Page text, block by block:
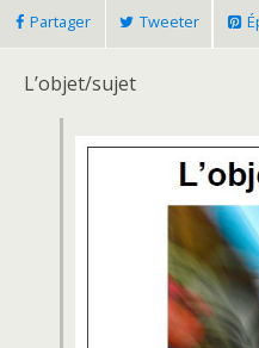
Partager Tweeter
L’objet/sujet